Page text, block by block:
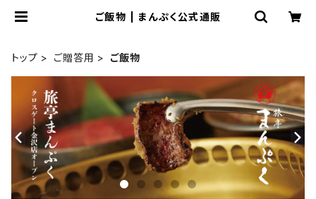
ご飯物 | まんぷく公式通販
トップ ご贈答用 ご飯物